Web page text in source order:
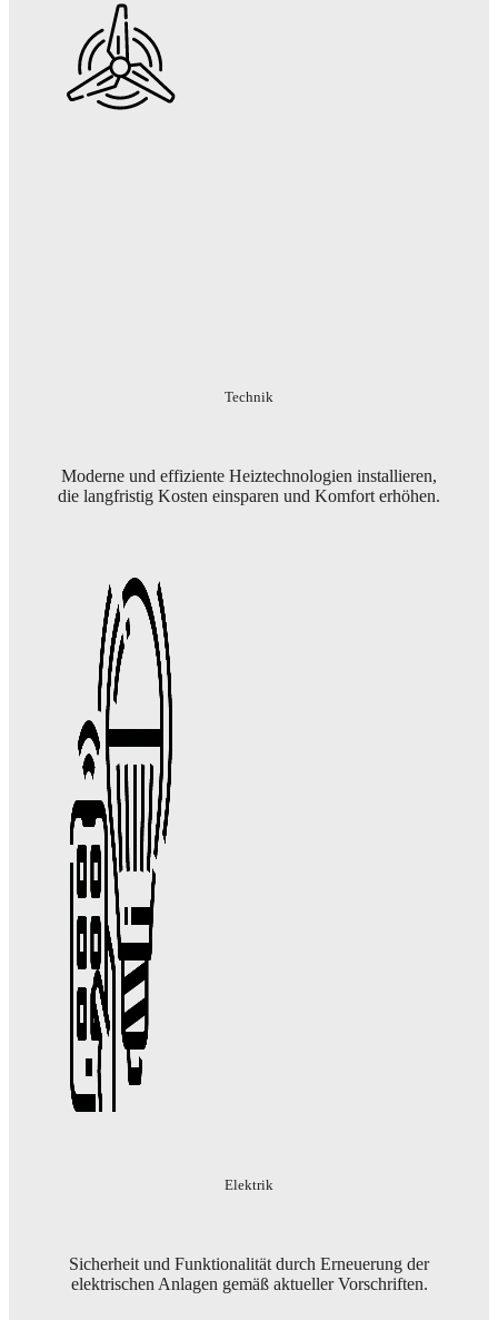
Technik
Moderne und effiziente Heiztechnologien installieren,
die langfristig Kosten einsparen und Komfort erhöhen.
Elektrik
Sicherheit und Funktionalität durch Erneuerung der
elektrischen Anlagen gemäß aktueller Vorschriften.